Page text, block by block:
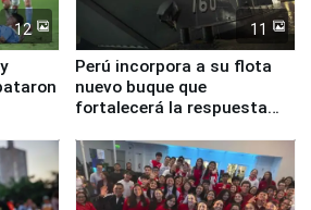
12 11
Perú incorpora a su flota
nuevo buque que
fortalecerá la respuesta